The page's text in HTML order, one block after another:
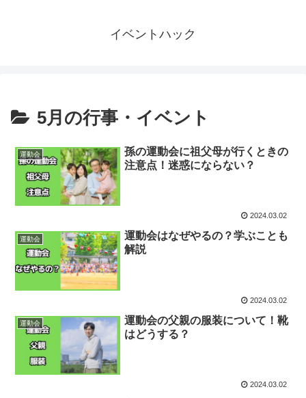
イベントハック
5月の行事・イベント
運動会
孫の運動会に祖父母が行くときの
注意点！迷惑にならない？
2024.03.02
運動会
運動会はなぜやるの？学ぶことも
解説
2024.03.02
運動会
運動会の父親の服装について！靴
はどうする？
2024.03.02